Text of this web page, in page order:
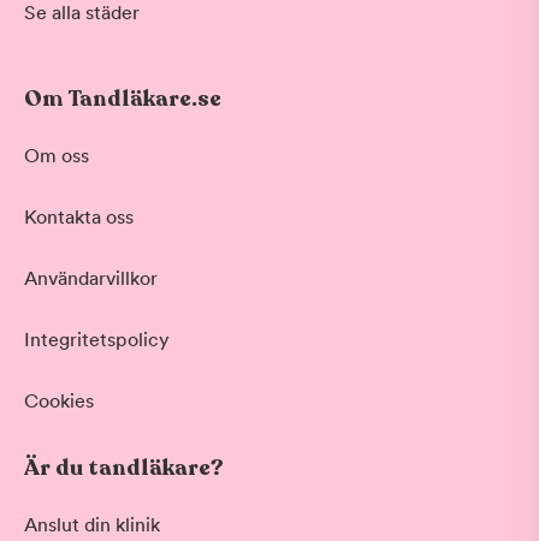
Se alla städer
Om Tandläkare.se
Om oss
Kontakta oss
Användarvillkor
Integritetspolicy
Cookies
Är du tandläkare?
Anslut din klinik